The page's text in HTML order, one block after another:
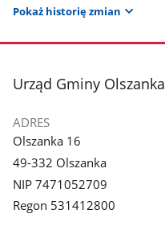
Pokaż historię zmian
stopka
Urząd Gminy Olszanka
ADRES
Olszanka 16
49-332 Olszanka
NIP 7471052709
Regon 531412800